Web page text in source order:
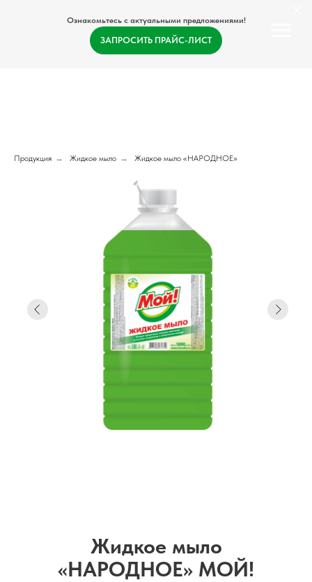
Ознакомьтесь с актуальными предложениями!
ЗАПРОСИТЬ ПРАЙС-ЛИСТ
Продукция → Жидкое мыло → Жидкое мыло «НАРОДНОЕ»
Жидкое мыло
«НАРОДНОЕ» МОЙ!